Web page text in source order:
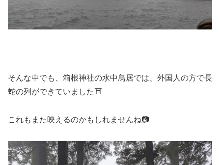
そんな中でも、箱根神社の水中鳥居では、外国人の方で長
蛇の列ができていました⛩
これもまた映えるのかもしれませんね📷